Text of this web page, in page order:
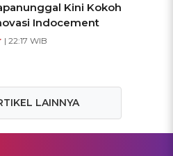
Kini Kokoh
Indocement
| 22:17 WIB
LAINNYA